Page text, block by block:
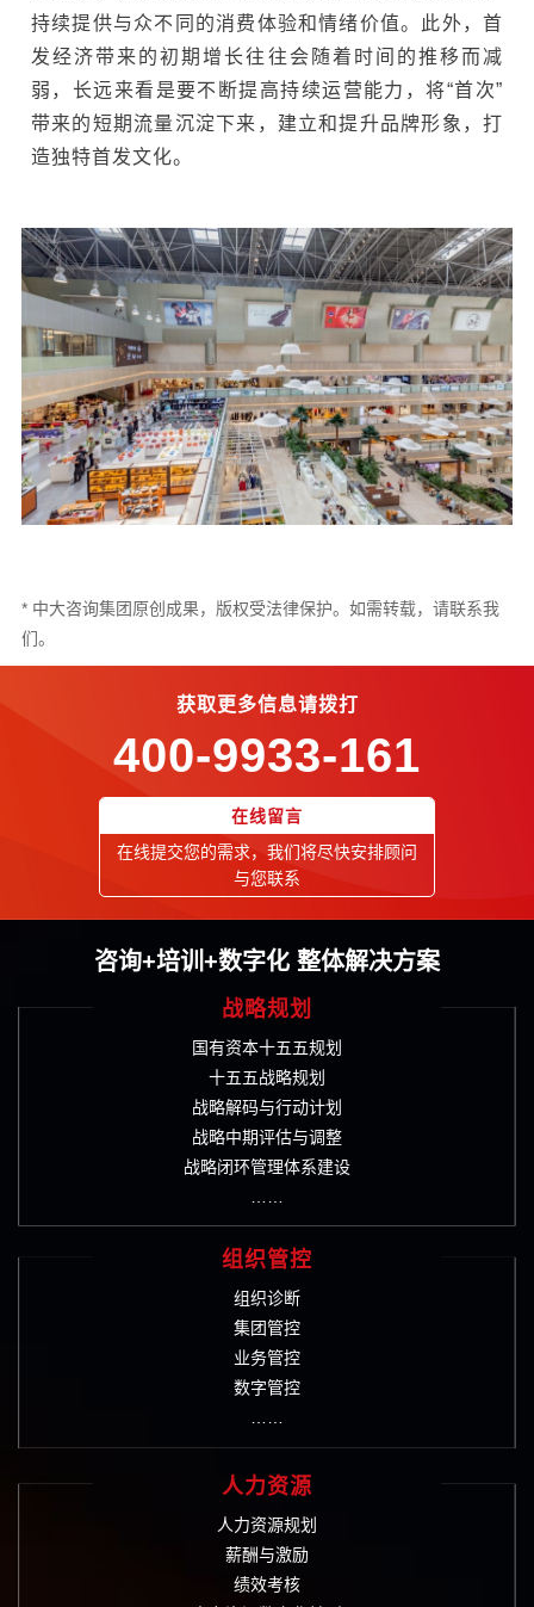
持续提供与众不同的消费体验和情绪价值。此外，首
发经济带来的初期增长往往会随着时间的推移而减
弱，长远来看是要不断提高持续运营能力，将“首次”
带来的短期流量沉淀下来，建立和提升品牌形象，打
造独特首发文化。
* 中大咨询集团原创成果，版权受法律保护。如需转载，请联系我
们。
获取更多信息请拨打
400-9933-161
在线留言
在线提交您的需求，我们将尽快安排顾问
与您联系
咨询+培训+数字化 整体解决方案
战略规划
国有资本十五五规划
十五五战略规划
战略解码与行动计划
战略中期评估与调整
战略闭环管理体系建设
组织管控
组织诊断
集团管控
业务管控
数字管控
人力资源
人力资源规划
薪酬与激励
绩效考核